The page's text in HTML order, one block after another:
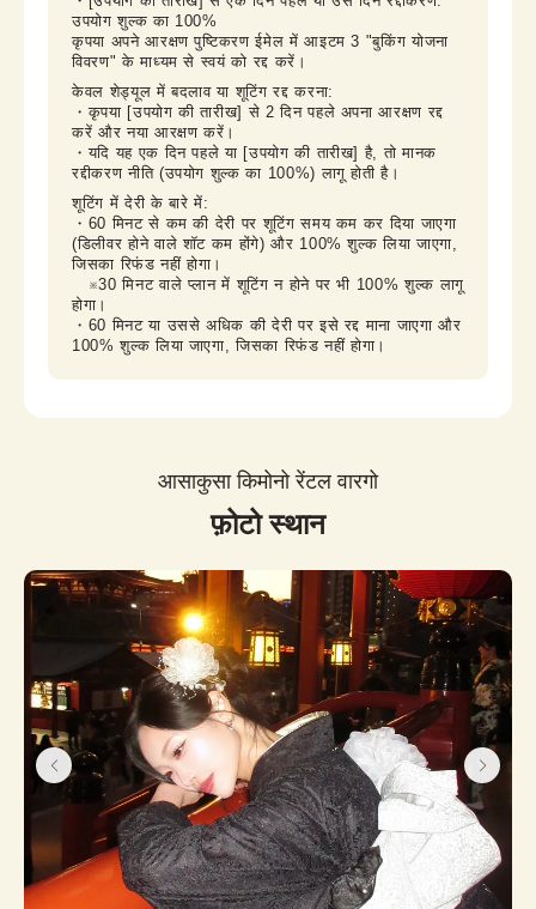
उपयोग शुल्क का 100%
कृपया अपने आरक्षण पुष्टिकरण ईमेल में आइटम 3 "बुकिंग योजना
विवरण" के माध्यम से स्वयं को रद्द करें।
केवल शेड्यूल में बदलाव या शूटिंग रद्द करना:
・कृपया [उपयोग की तारीख] से 2 दिन पहले अपना आरक्षण रद्द
करें और नया आरक्षण करें।
・यदि यह एक दिन पहले या [उपयोग की तारीख] है, तो मानक
रद्दीकरण नीति (उपयोग शुल्क का 100%) लागू होती है।
शूटिंग में देरी के बारे में:
・60 मिनट से कम की देरी पर शूटिंग समय कम कर दिया जाएगा
(डिलीवर होने वाले शॉट कम होंगे) और 100% शुल्क लिया जाएगा,
जिसका रिफंड नहीं होगा।
※30 मिनट वाले प्लान में शूटिंग न होने पर भी 100% शुल्क लागू
होगा।
・60 मिनट या उससे अधिक की देरी पर इसे रद्द माना जाएगा और
100% शुल्क लिया जाएगा, जिसका रिफंड नहीं होगा।
आसाकुसा किमोनो रेंटल वारगो
फ़ोटो स्थान